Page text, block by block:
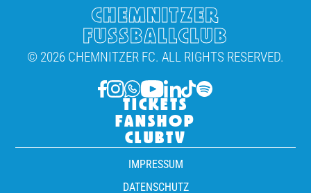
CHEMNITZER
FUSSBALLCLUB
© 2026 CHEMNITZER FC. ALL RIGHTS RESERVED.
TICKETS
FANSHOP
CLUBTV
IMPRESSUM
DATENSCHUTZ